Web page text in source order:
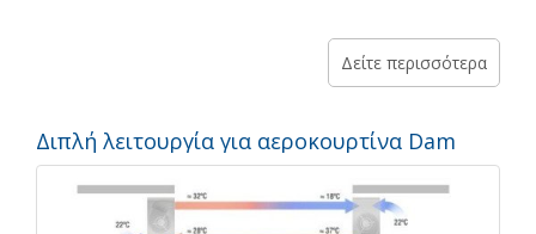
Δείτε περισσότερα
Διπλή λειτουργία για αεροκουρτίνα Dam